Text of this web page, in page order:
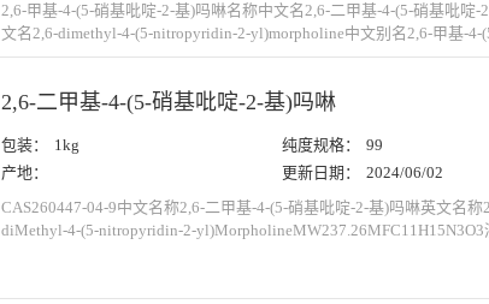
2,6-甲基-4-(5-硝基吡啶-2-基)吗啉名称中文名2,6-二甲基-4-(5-硝基吡啶-
文名2,6-dimethyl-4-(5-nitropyridin-2-yl)morpholine中文别名2,6-甲基-4-
啶-2-基)吗啉英文别名更多2,6-甲基-4-(5-硝基吡啶-2-基)吗啉物理化学性
2,6-二甲基-4-(5-硝基吡啶-2-基)吗啉
包装： 1kg 纯度规格：
99
产地：
更新日期：
2024/06/02
CAS260447-04-9中文名称2,6-二甲基-4-(5-硝基吡啶-2-基)吗啉英文名称
diMethyl-4-(5-nitropyridin-2-yl)MorpholineMW237.26MFC11H15N3O3